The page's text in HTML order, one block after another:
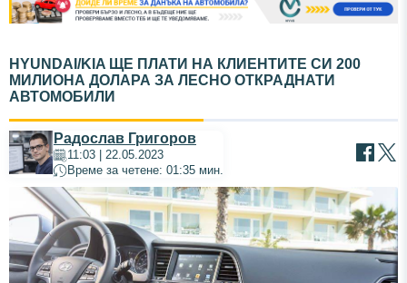
HYUNDAI/KIA ЩЕ ПЛАТИ НА КЛИЕНТИТЕ СИ 200
МИЛИОНА ДОЛАРА ЗА ЛЕСНО ОТКРАДНАТИ
АВТОМОБИЛИ
Радослав Григоров
11:03 | 22.05.2023
Време за четене: 01:35 мин.